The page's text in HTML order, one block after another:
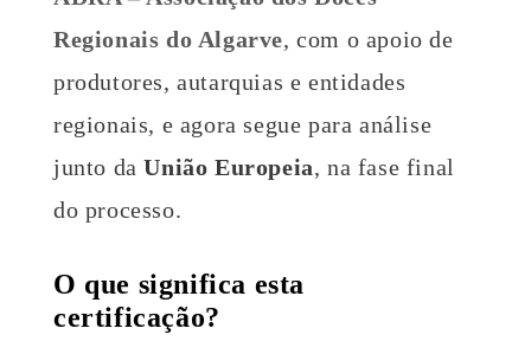
Regionais do Algarve, com o apoio de
produtores, autarquias e entidades
regionais, e agora segue para análise
junto daUnião Europeia, na fase final
do processo.
O que significa esta
certificação?